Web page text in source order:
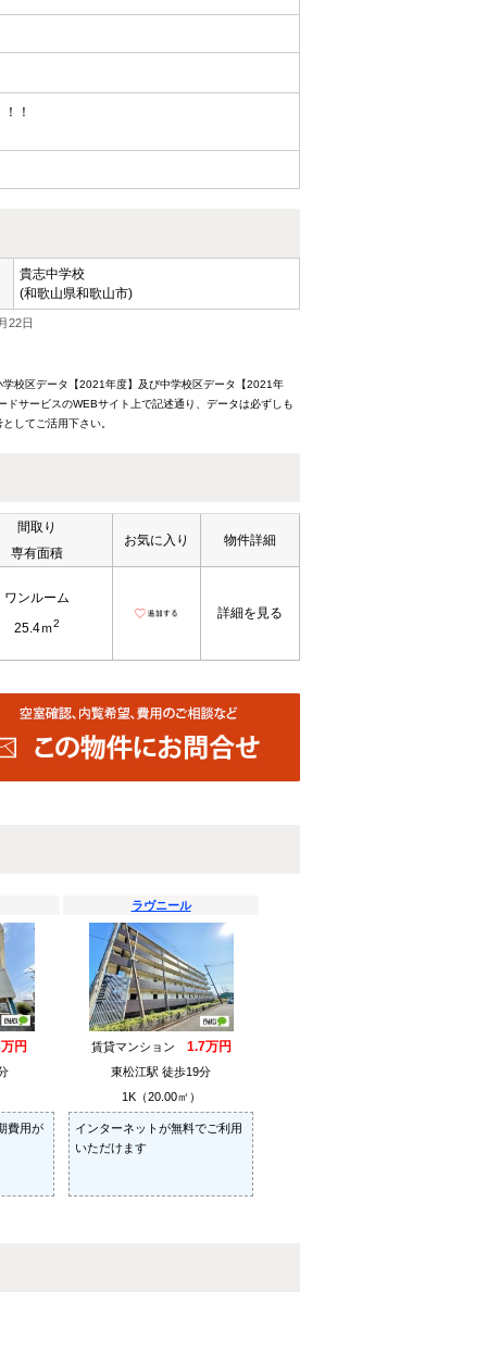
！
貴志中学校
(和歌山県和歌山市)
22日
校区データ【2021年度】及び中学校区データ【2021年
サービスのWEBサイト上で記述通り、データは必ずしも
してご活用下さい。
間取り
専有面積
お気に入り 物件詳細
ワンルーム
25.4ｍ2
詳細を見る
円
費用が
ラヴニール
賃貸マンション 1.7万円
東松江駅 徒歩19分
1K（20.00㎡）
インターネットが無料でご利用
いただけます